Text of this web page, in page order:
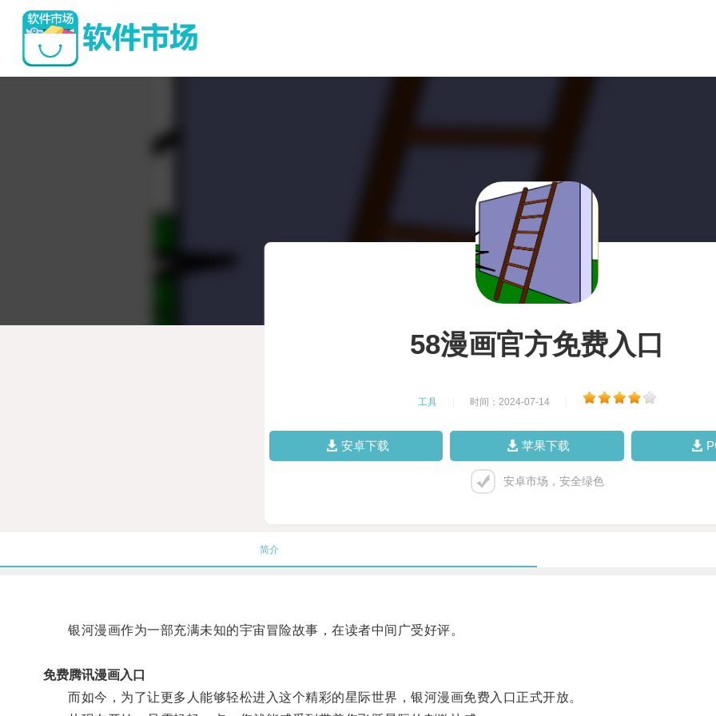
58漫画官方免费入口
工具 时间：2024-07-14
安卓下载 苹果下载
安卓市场，安全绿色
简介
银河漫画作为一部充满未知的宇宙冒险故事，在读者中间广受好评。
免费腾讯漫画入口
而如今，为了让更多人能够轻松进入这个精彩的星际世界，银河漫画免费入口正式开放。